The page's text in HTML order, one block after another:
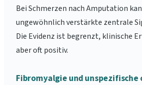
Bei Schmerzen nach Amputation
ungewöhnlich verstärkte zentrale
Die Evidenz ist begrenzt, klinische
aber oft positiv.
Fibromyalgie und unspezifische